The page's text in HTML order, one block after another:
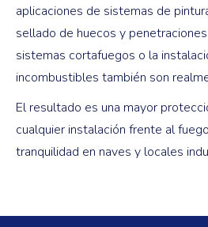
aplicaciones de sistemas de
sellado de huecos y
sistemas cortafuegos o la
incombustibles también son
El resultado es una mayor
cualquier instalación frente al
tranquilidad en naves y locales